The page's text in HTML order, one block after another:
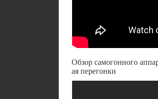
Обзор самогонного
ая перегонки